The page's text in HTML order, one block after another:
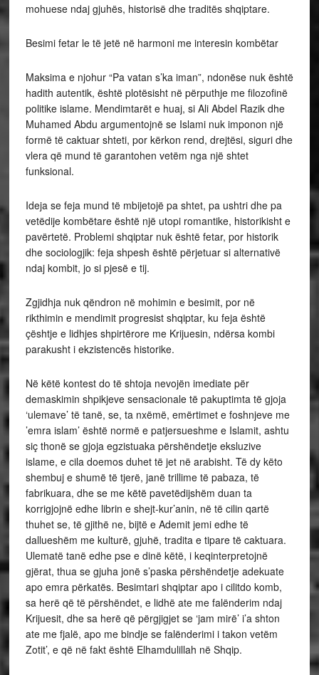
mohuese ndaj gjuhës, historisë dhe traditës shqiptare.
Besimi fetar le të jetë në harmoni me interesin kombëtar
Maksima e njohur “Pa vatan s’ka iman”, ndonëse nuk është
hadith autentik, është plotësisht në përputhje me filozofinë
politike islame. Mendimtarët e huaj, si Ali Abdel Razik dhe
Muhamed Abdu argumentojnë se Islami nuk imponon një
formë të caktuar shteti, por kërkon rend, drejtësi, siguri dhe
vlera që mund të garantohen vetëm nga një shtet
funksional.
Ideja se feja mund të mbijetojë pa shtet, pa ushtri dhe pa
vetëdije kombëtare është një utopi romantike, historikisht e
pavërtetë. Problemi shqiptar nuk është fetar, por historik
dhe sociologjik: feja shpesh është përjetuar si alternativë
ndaj kombit, jo si pjesë e tij.
Zgjidhja nuk qëndron në mohimin e besimit, por në
rikthimin e mendimit progresist shqiptar, ku feja është
çështje e lidhjes shpirtërore me Krijuesin, ndërsa kombi
parakusht i ekzistencës historike.
Në këtë kontest do të shtoja nevojën imediate për
demaskimin shpikjeve sensacionale të pakuptimta të gjoja
‘ulemave’ të tanë, se, ta nxëmë, emërtimet e foshnjeve me
’emra islam’ është normë e patjersueshme e Islamit, ashtu
siç thonë se gjoja egzistuaka përshëndetje eksluzive
islame, e cila doemos duhet të jet në arabisht. Të dy këto
shembuj e shumë të tjerë, janë trillime të pabaza, të
fabrikuara, dhe se me këtë pavetëdijshëm duan ta
korrigjojnë edhe librin e shejt-kur’anin, në të cilin qartë
thuhet se, të gjithë ne, bijtë e Ademit jemi edhe të
dallueshëm me kulturë, gjuhë, tradita e tipare të caktuara.
Ulematë tanë edhe pse e dinë këtë, i keqinterpretojnë
gjërat, thua se gjuha jonë s’paska përshëndetje adekuate
apo emra përkatës. Besimtari shqiptar apo i cilitdo komb,
sa herë që të përshëndet, e lidhë ate me falënderim ndaj
Krijuesit, dhe sa herë që përgjigjet se ‘jam mirë’ i’a shton
ate me fjalë, apo me bindje se falënderimi i takon vetëm
Zotit’, e që në fakt është Elhamdulillah në Shqip.